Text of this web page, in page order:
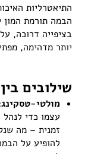
התיאטרליות
הבמה תורמת
בציפייה דרוכה,
יותר מדהימה,
שילובים
מולטי-
עצמו כדי לנהל
זמנית – מה
להופיע על